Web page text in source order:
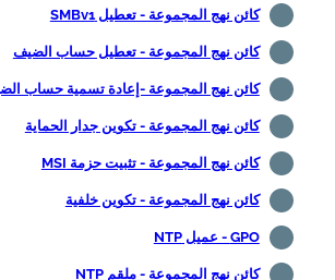
كائن نهج المجموعة - تعطيل SMBv1
كائن نهج المجموعة - تعطيل حساب الضيف
كائن نهج المجموعة -إعادة تسمية حساب الضيف
كائن نهج المجموعة - تكوين جدار الحماية
كائن نهج المجموعة - تثبيت حزمة MSI
كائن نهج المجموعة - تكوين خلفية
GPO - عميل NTP
كائن نهج المجموعة - ملقم NTP